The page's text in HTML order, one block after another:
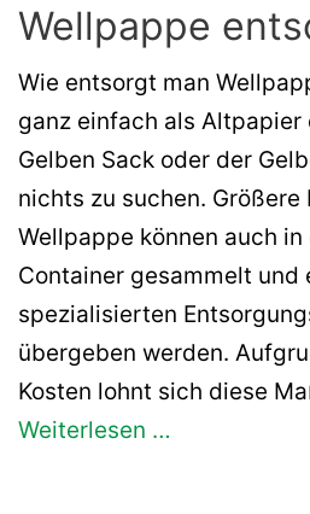
Wellpappe
Wie entsorgt man
ganz einfach als Altpapier
Gelben Sack oder der
nichts zu suchen. Größere
Wellpappe können auch
Container gesammelt und
spezialisierten
übergeben werden.
Kosten lohnt sich diese
Weiterlesen …